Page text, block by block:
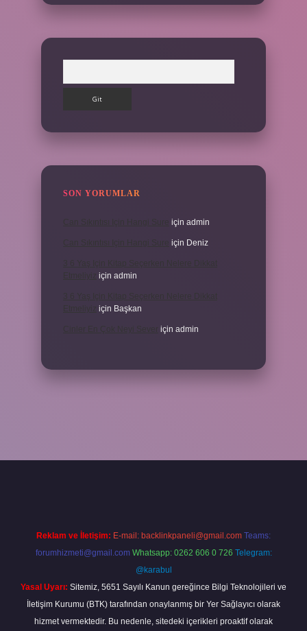
SON YORUMLAR
için admin
için Deniz
için admin
için Başkan
için admin
Reklam ve İletişim: E-mail: backlinkpaneli@gmail.com Teams:
forumhizmeti@gmail.com Whatsapp: 0262 606 0 726 Telegram:
@karabul
Yasal Uyarı: Sitemiz, 5651 Sayılı Kanun gereğince Bilgi Teknolojileri ve
İletişim Kurumu (BTK) tarafından onaylanmış bir Yer Sağlayıcı olarak
hizmet vermektedir. Bu nedenle, sitedeki içerikleri proaktif olarak